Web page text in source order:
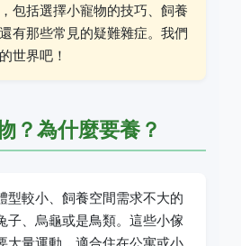
包括選擇小寵物的技巧、飼養
有那些常見的疑難雜症。我們
世界吧！
？為什麼要養？
型較小、飼養空間需求不大的
子、烏龜或是鳥類。這些小傢
大量運動，適合住在公寓或小